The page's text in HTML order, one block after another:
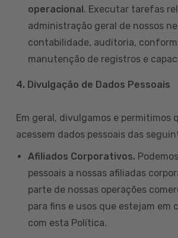
operacional. Executar tarefas
administração geral de nossos
contabilidade, auditoria,
manutenção de registros e
4. Divulgação de Dados Pessoais
Em geral, divulgamos e permitimos
acessem dados pessoais das
Afiliados Corporativos.
pessoais a nossas afiliadas
parte de nossas operações
para fins e usos que estejam em
com esta Política.